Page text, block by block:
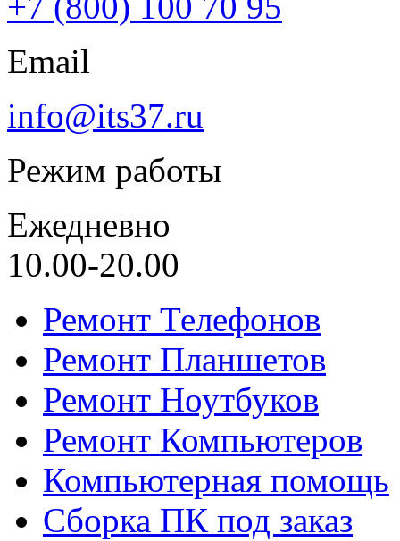
Email
info@its37.ru
Режим работы
Ежедневно
10.00-20.00
Ремонт Телефонов
Ремонт Планшетов
Ремонт Ноутбуков
Ремонт Компьютеров
Компьютерная помощь
Сборка ПК под заказ